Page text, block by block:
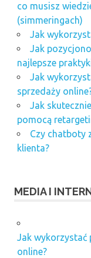
co musisz
(simmeringach)
Jak
Jak
najlepsze
Jak
sprzedaży
Jak
pomocą
Czy chatboty
klienta?
MEDIA I
Jak
online?